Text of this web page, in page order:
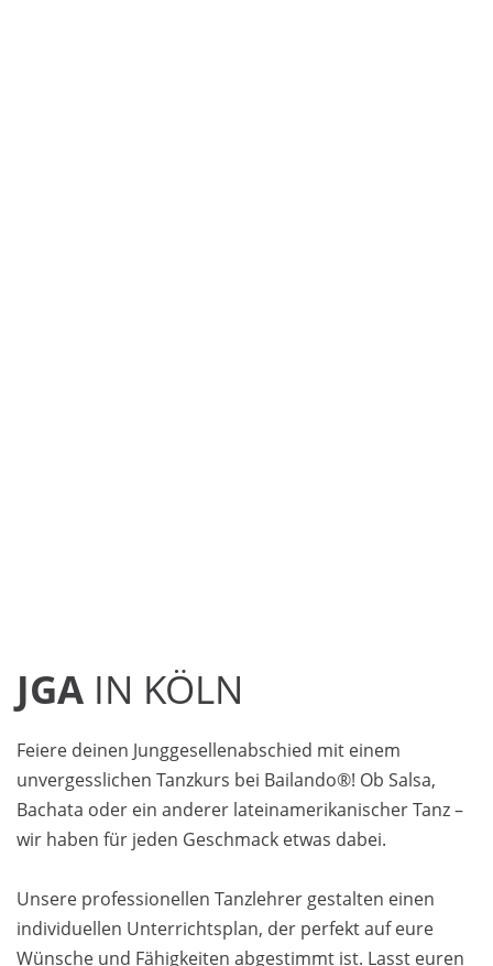
JGA IN KÖLN
Feiere deinen Junggesellenabschied mit einem
unvergesslichen Tanzkurs bei Bailando®! Ob Salsa,
Bachata oder ein anderer lateinamerikanischer Tanz –
wir haben für jeden Geschmack etwas dabei.
Unsere professionellen Tanzlehrer gestalten einen
individuellen Unterrichtsplan, der perfekt auf eure
Wünsche und Fähigkeiten abgestimmt ist. Lasst euren